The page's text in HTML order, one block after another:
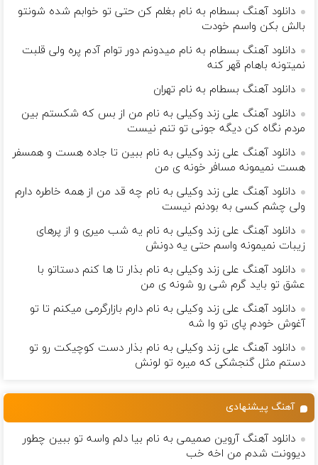
دانلود آهنگ بسطام به نام بغلم کن حتی تو خوابم شده شونتو
بالش بکن واسم خودت
دانلود آهنگ بسطام به نام میدونم دور توام آدم پره ولی قلبت
نمیتونه باهام قهر کنه
دانلود آهنگ بسطام به نام تهران
دانلود آهنگ علی زند وکیلی به نام من از بس كه شكستم بین
مردم نگاه كن دیگه جونى تو تنم نیست
دانلود آهنگ علی زند وکیلی به نام ببین تا جاده هست و همسفر
هست نمیمونه مسافر خونه ی من
دانلود آهنگ علی زند وکیلی به نام چه قد من از همه خاطره دارم
ولی چشم كسی به بودنم نیست
دانلود آهنگ علی زند وکیلی به نام یه شب میرى و از پرهای
زيبات نمیمونه واسم حتی یه دونش
دانلود آهنگ علی زند وکیلی به نام بذار تا ها كنم دستاتو با
عشق تو باید گرم شی رو شونه ى من
دانلود آهنگ علی زند وکیلی به نام دارم بازارگرمی میكنم تا تو
آغوش خودم پای تو وا شه
دانلود آهنگ علی زند وکیلی به نام بذار دست كوچیكت رو تو
دستم مثل گنجشكی كه میره تو لونش
آهنگ پیشنهادی
دانلود آهنگ آروین صمیمی به نام بیا دلم واسه تو ببین چطور
دیوونت شدم من اخه خب